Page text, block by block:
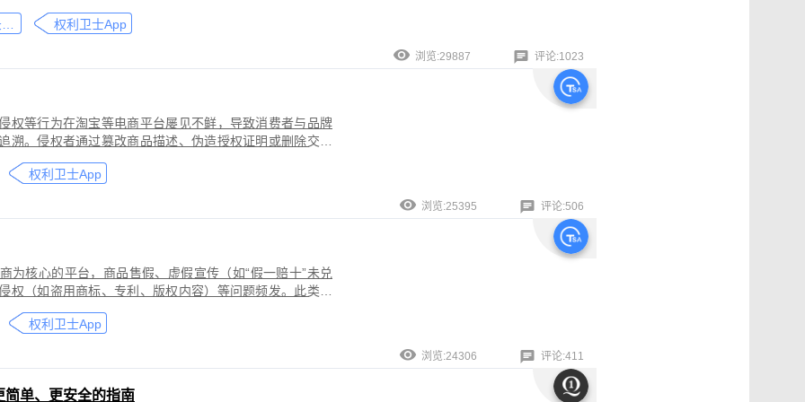
功能，可对微信平台的侵权行为进行全流程防篡改存证，
权利卫士App
浏览:29887 评论:1023
权等行为在淘宝等电商平台屡见不鲜，导致消费者与品牌
溯。侵权者通过篡改商品描述、伪造授权证明或删除交易
用知识产权）进行全流程防篡改存证，固化动态页面数据
权利卫士App
浏览:25395 评论:506
为核心的平台，商品售假、虚假宣传（如“假一赔十”未兑
权（如盗用商标、专利、版权内容）等问题频发。此类行
权利卫士App
浏览:24306 评论:411
简单、更安全的指南